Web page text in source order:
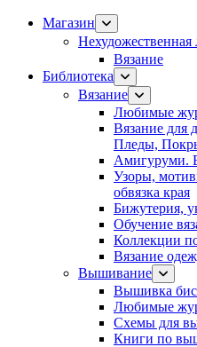
Магазин
Нехудожественная
Вязание
Библиотека
Вязание
Любимые
Вязание для
Пледы,
Амигуруми.
Узоры,
обвязка края
Бижутерия,
Обучение
Коллекции
Вязание
Вышивание
Вышивка
Любимые
Схемы для
Книги по